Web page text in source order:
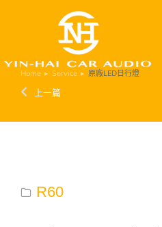
You are here:
Home Service 原廠LED日行燈
上一篇
R60